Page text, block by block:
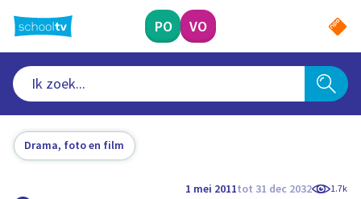
naar
hoofdinhoud
PO VO
Drama, foto en film
1 mei 2011tot 31 dec 2032 1.7k